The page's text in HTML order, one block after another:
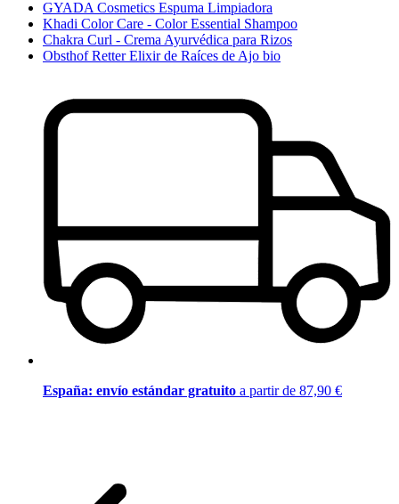
GYADA Cosmetics Espuma Limpiadora
Khadi Color Care - Color Essential Shampoo
Chakra Curl - Crema Ayurvédica para Rizos
Obsthof Retter Elixir de Raíces de Ajo bio
España: envío estándar gratuito a partir de 87,90 €